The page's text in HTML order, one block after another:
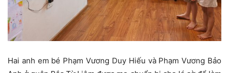
Hai anh em bé Phạm Vương Duy Hiếu và Phạm Vương Bảo